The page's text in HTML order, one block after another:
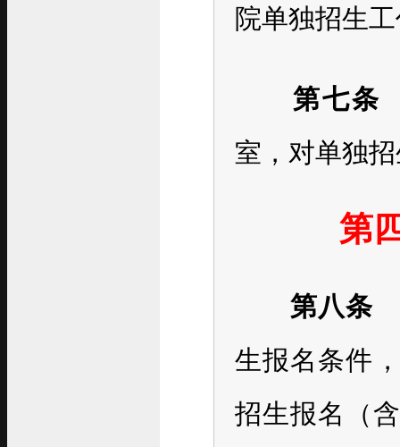
院单独招生
第七条
室，对单独
第
第八条
生报名条件
招生报名（